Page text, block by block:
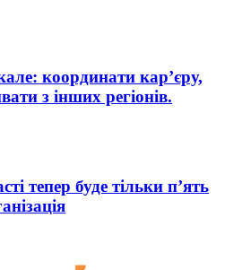
координати кар’єру,
з інших регіонів.
тепер буде тільки п’ять